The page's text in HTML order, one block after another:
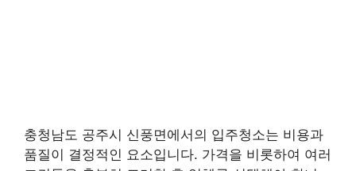
충청남도 공주시 신풍면에서의 입주청소는 비용과
품질이 결정적인 요소입니다. 가격을 비롯하여 여러